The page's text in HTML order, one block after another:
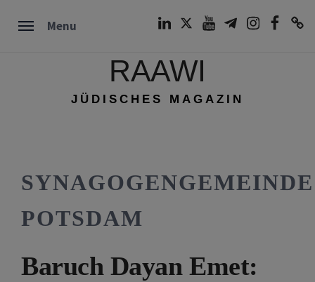
Menu
RAAWI
JÜDISCHES MAGAZIN
SYNAGOGENGEMEINDE
POTSDAM
Baruch Dayan Emet: